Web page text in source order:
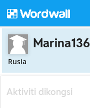
Marina136
Rusia
Aktiviti dikongsi